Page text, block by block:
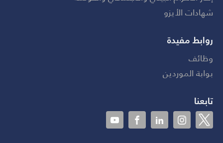
شهادات الأيزو
روابط مفيدة
وظائف
بوابة الموردين
تابعنا